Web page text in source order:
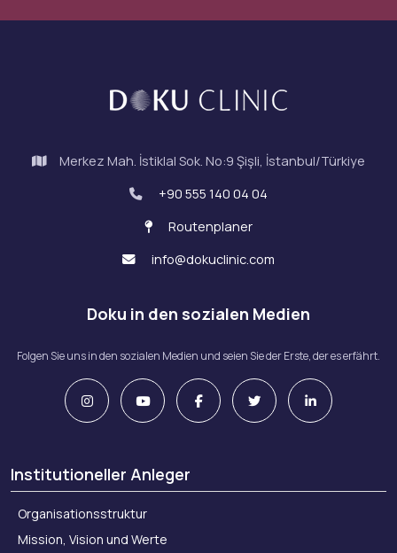
Merkez Mah. İstiklal Sok. No:9 Şişli, İstanbul/Türkiye
+90 555 140 04 04
Routenplaner
info@dokuclinic.com
Doku in den sozialen Medien
Folgen Sie uns in den sozialen Medien und seien Sie der Erste, der es erfährt.
Institutioneller Anleger
Organisationsstruktur
Mission, Vision und Werte